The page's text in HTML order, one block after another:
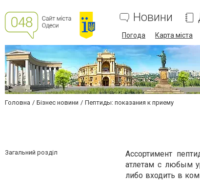
Новини
Погода Карта міста
Головна Бізнес новини Пептиды: показания к приему
Загальний розділ
Ассортимент
атлетам с любым
либо входить в